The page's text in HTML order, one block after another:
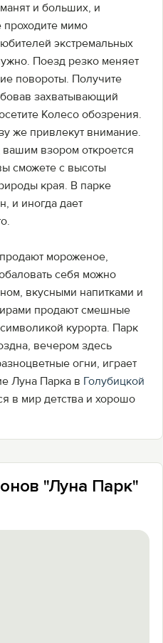
и больших, и
проходите мимо
экстремальных
Поезд резко меняет
повороты. Получите
захватывающий
Колесо обозрения.
же привлекут внимание.
взором откроется
сможете с высоты
края. В парке
и иногда дает
мороженое,
себя можно
вкусными напитками и
продают смешные
курорта. Парк
вечером здесь
огни, играет
Луна Парка в Голубицкой
в мир детства и хорошо
"Луна Парк"